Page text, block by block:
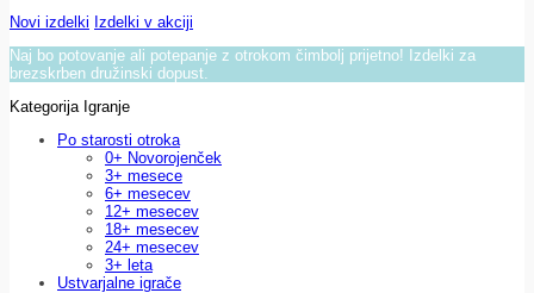
Novi izdelki Izdelki v akciji
Naj bo potovanje ali potepanje z otrokom čimbolj prijetno! Izdelki za
brezskrben družinski dopust.
Kategorija Igranje
Po starosti otroka
0+ Novorojenček
3+ mesece
6+ mesecev
12+ mesecev
18+ mesecev
24+ mesecev
3+ leta
Ustvarjalne igrače